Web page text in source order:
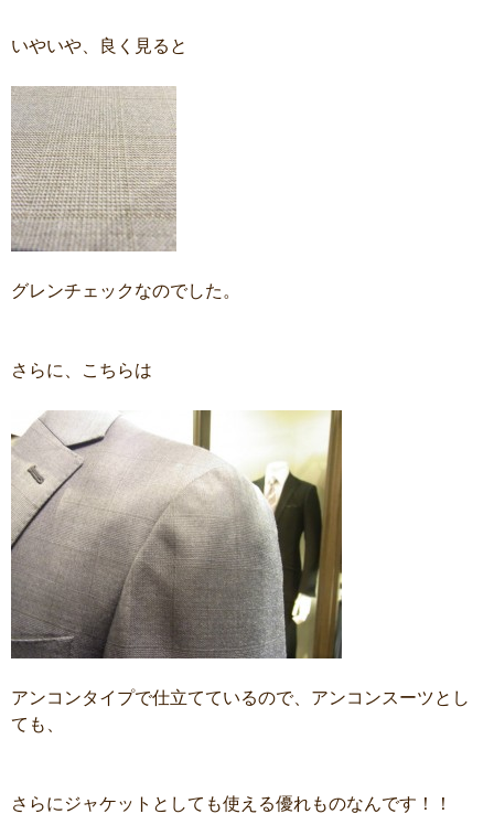
いやいや、良く見ると
グレンチェックなのでした。
さらに、こちらは
アンコンタイプで仕立てているので、アンコンスーツとし
ても、
さらにジャケットとしても使える優れものなんです！！